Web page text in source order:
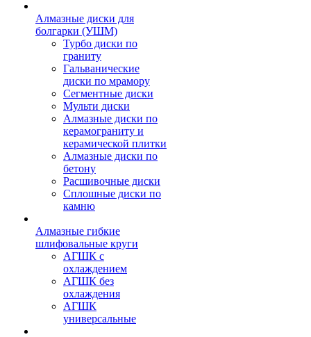
Алмазные диски для
болгарки (УШМ)
Турбо диски по
граниту
Гальванические
диски по мрамору
Сегментные диски
Мульти диски
Алмазные диски по
керамограниту и
керамической плитки
Алмазные диски по
бетону
Расшивочные диски
Сплошные диски по
камню
Алмазные гибкие
шлифовальные круги
АГШК с
охлаждением
АГШК без
охлаждения
АГШК
универсальные